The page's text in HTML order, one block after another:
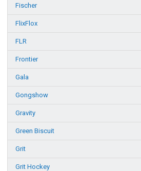
Fischer
FlixFlox
FLR
Frontier
Gala
Gongshow
Gravity
Green Biscuit
Grit
Grit Hockey